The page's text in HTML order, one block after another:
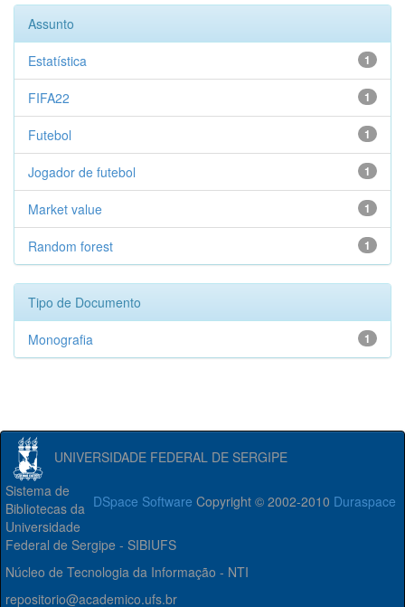
Assunto
1
Estatística
1
FIFA22
1
Futebol
1
Jogador de futebol
1
Market value
1
Random forest
Tipo de Documento
1
Monografia
UNIVERSIDADE FEDERAL DE SERGIPE
DSpace Software Copyright © 2002-2010 Duraspace
Sistema de
Bibliotecas da
Universidade
Federal de Sergipe - SIBIUFS
Núcleo de Tecnologia da Informação - NTI
repositorio@academico.ufs.br